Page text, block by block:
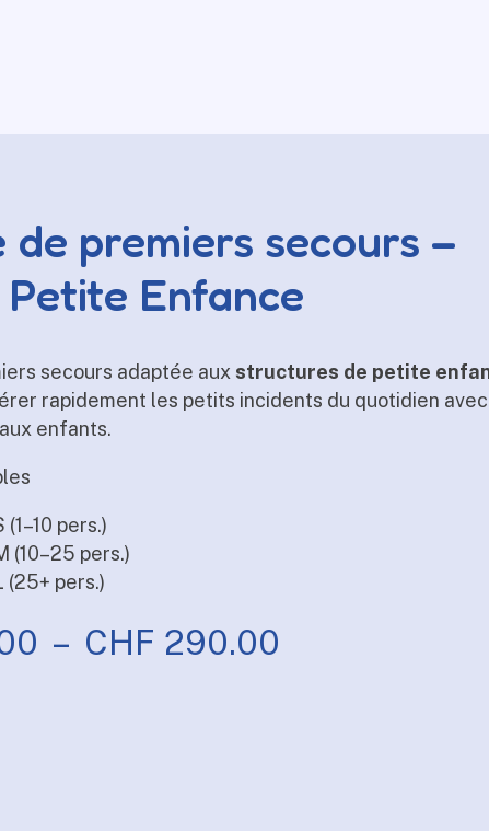
de premiers secours –
Enfance
secours adaptée aux structures de petite
rapidement les petits incidents du quotidien
enfants.
pers.)
(10–25 pers.)
(25+ pers.)
– CHF 290.00